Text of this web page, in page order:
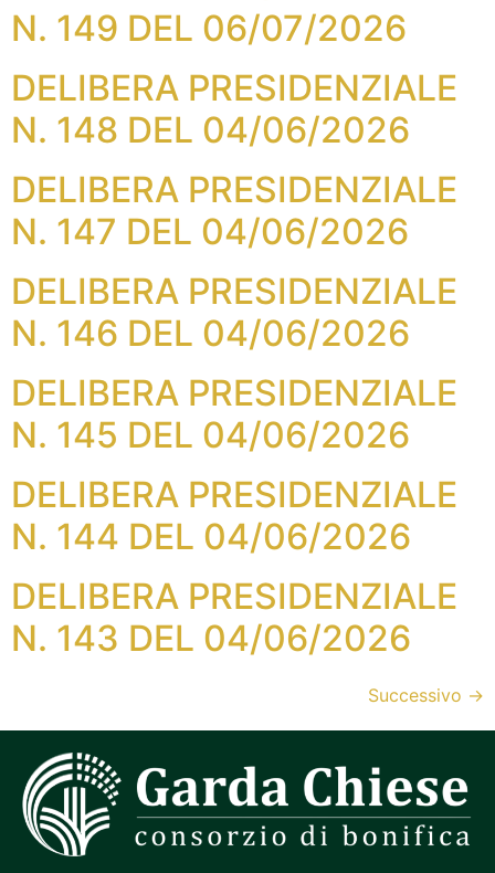
N. 149 DEL 06/07/2026
DELIBERA PRESIDENZIALE
N. 148 DEL 04/06/2026
DELIBERA PRESIDENZIALE
N. 147 DEL 04/06/2026
DELIBERA PRESIDENZIALE
N. 146 DEL 04/06/2026
DELIBERA PRESIDENZIALE
N. 145 DEL 04/06/2026
DELIBERA PRESIDENZIALE
N. 144 DEL 04/06/2026
DELIBERA PRESIDENZIALE
N. 143 DEL 04/06/2026
Successivo →